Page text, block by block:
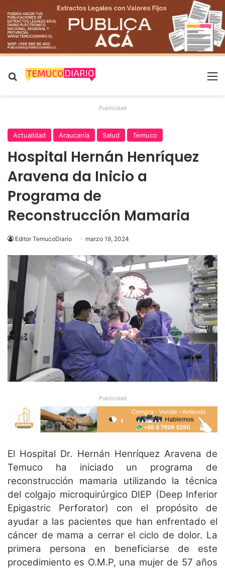
Buscar por
Publicidad
Actualidad Araucanía Salud Temuco
Hospital Hernán Henríquez
Aravena da Inicio a
Programa de
Reconstrucción Mamaria
Editor TemucoDiario marzo 19, 2024
Publicidad
El Hospital Dr. Hernán Henríquez Aravena de
Temuco ha iniciado un programa de
reconstrucción mamaria utilizando la técnica
del colgajo microquirúrgico DIEP (Deep Inferior
Epigastric Perforator) con el propósito de
ayudar a las pacientes que han enfrentado el
cáncer de mama a cerrar el ciclo de dolor. La
primera persona en beneficiarse de este
procedimiento es O.M.P, una mujer de 57 años